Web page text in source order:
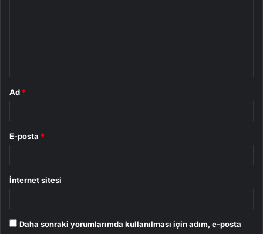
Ad *
E-posta *
İnternet sitesi
Daha sonraki yorumlarımda kullanılması için adım, e-posta